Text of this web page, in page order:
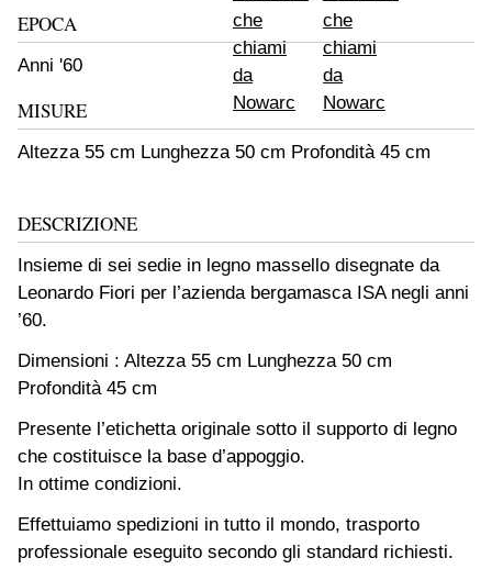
EPOCA
Anni '60
MISURE
Altezza 55 cm Lunghezza 50 cm Profondità 45 cm
DESCRIZIONE
Insieme di sei sedie in legno massello disegnate da
Leonardo Fiori per l’azienda bergamasca ISA negli anni
’60.
Dimensioni : Altezza 55 cm Lunghezza 50 cm
Profondità 45 cm
Presente l’etichetta originale sotto il supporto di legno
che costituisce la base d’appoggio.
In ottime condizioni.
Effettuiamo spedizioni in tutto il mondo, trasporto
professionale eseguito secondo gli standard richiesti.